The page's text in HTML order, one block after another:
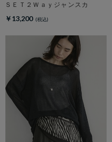
ＳＥＴ２Ｗａｙジャンスカ
￥13,200